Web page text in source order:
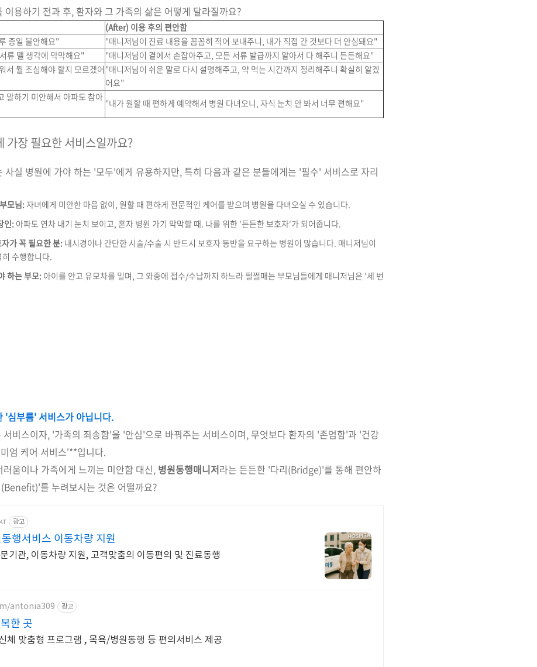
이용하기 전과 후, 환자와 그 가족의 삶은 어떻게 달라질까요?
(After) 이용 후의 편안함
종일 불안해요"
"매니저님이 진료 내용을 꼼꼼히 적어 보내주니, 내가 직접 간 것보다 더 안심돼요"
류 뗄 생각에 막막해요"
"매니저님이 곁에서 손잡아주고, 모든 서류 발급까지 알아서 다 해주니 든든해요"
서 뭘 조심해야 할지 모르겠어 "매니저님이 쉬운 말로 다시 설명해주고, 약 먹는 시간까지 정리해주니 확실히 알겠
어요"
말하기 미안해서 아파도 참아
"내가 원할 때 편하게 예약해서 병원 다녀오니, 자식 눈치 안 봐서 너무 편해요"
가장 필요한 서비스일까요?
사실 병원에 가야 하는 '모두'에게 유용하지만, 특히 다음과 같은 분들에게는 '필수' 서비스로 자리
모님:자녀에게 미안한 마음 없이, 원할 때 편하게 전문적인 케어를 받으며 병원을 다녀오실 수 있습니다.
인:아파도 연차 내기 눈치 보이고, 혼자 병원 가기 막막할 때. 나를 위한 '든든한 보호자'가 되어줍니다.
가 꼭 필요한 분: 내시경이나 간단한 시술/수술 시 반드시 보호자 동반을 요구하는 병원이 많습니다. 매니저님이
수행합니다.
하는 부모: 아이를 안고 유모차를 밀며, 그 와중에 접수/수납까지 하느라 쩔쩔매는 부모님들에게 매니저님은 '세 번
'심부름' 서비스가 아닙니다.
비스이자, '가족의 죄송함'을 '안심'으로 바꿔주는 서비스이며, 무엇보다 환자의 '존엄함'과 '건강
엄 케어 서비스'**입니다.
움이나 가족에게 느끼는 미안함 대신, 병원동행매니저라는 든든한 '다리(Bridge)'를 통해 편안하
를 누려보시는 것은 어떨까요?
광고
행서비스 이동차량 지원
기관, 이동차량 지원, 고객맞춤의 이동편의 및 진료동행
antonia309 광고
한 곳
체 맞춤형 프로그램 , 목욕/병원동행 등 편의서비스 제공